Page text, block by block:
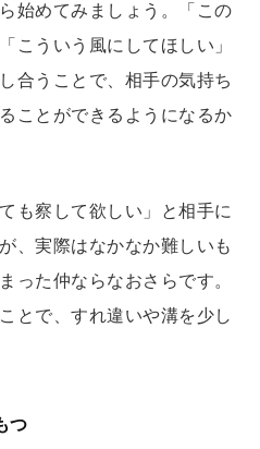
始めてみましょう。「この
こういう風にしてほしい」
合うことで、相手の気持ち
ことができるようになるか
も察して欲しい」と相手に
、実際はなかなか難しいも
った仲ならなおさらです。
とで、すれ違いや溝を少し
つ